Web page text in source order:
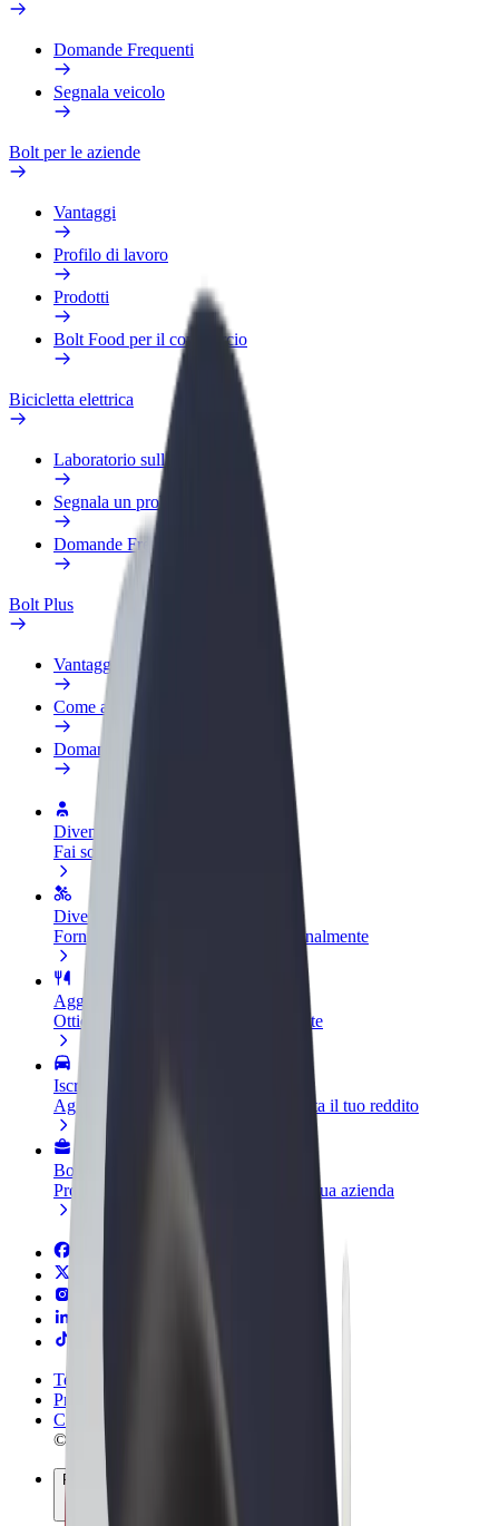
Domande Frequenti
Segnala veicolo
Bolt per le aziende
Vantaggi
Profilo di lavoro
Prodotti
Bolt Food per il commercio
Bicicletta elettrica
Laboratorio sulla Sicurezza
Segnala un problema
Domande Frequenti
Bolt Plus
Vantaggi
Come aderire
Domande Frequenti
Diventa un driver
Fai soldi alle tue condizioni
Diventa un autista Bolt
Fornisci cibo e ricevi pagato settimanalmente
Aggiungi il tuo ristorante o negozio
Ottieni più clienti e aumenta le vendite
Iscriviti come proprietario della flotta
Aggiungi la tua flotta a Bolt e aumenta il tuo reddito
Bolt per le aziende
Prodotti e servizi Bolt scalabili per la tua azienda
Termini e condizioni
Privacy
Cookies
© 2026 Bolt Technology OÜ
Prodotti